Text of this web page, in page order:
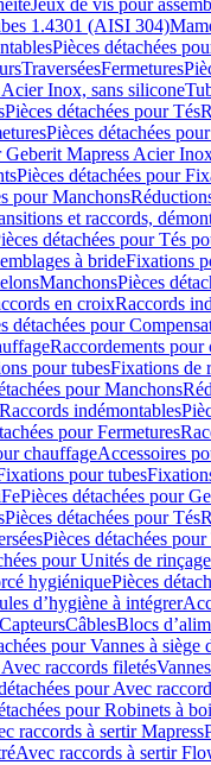
Jeux de vis pour
1.4301 (AISI 304)
Pièces détachées
TraverséesFermetures
Inox, sans silicone
Pièces détachées pour Tés
Pièces détachées
Geberit Mapress Acier
Pièces détachées pour
pour Manchons
et raccords,
détachées pour Tés
à brideFixations
ManchonsPièces
en croixRaccords
détachées pour
Raccordements pour
pour tubesFixations de
pour Manchons
Raccords indémontables
pour Fermetures
chauffageAccessoires
pour tubes
Pièces détachées pour
Pièces détachées pour Tés
Pièces détachées pour
pour Unités de
hygiéniquePièces
d’hygiène à intégrer
CapteursCâblesBlocs
pour Vannes à
raccords filetés
pour Avec
pour Robinets à
raccords à sertir Mapress
Avec raccords à sertir